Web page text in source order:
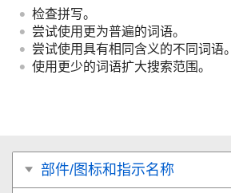
检查拼写。
尝试使用更为普遍的词语。
尝试使用具有相同含义的不同词语。
使用更少的词语扩大搜索范围。
部件/图标和指示名称